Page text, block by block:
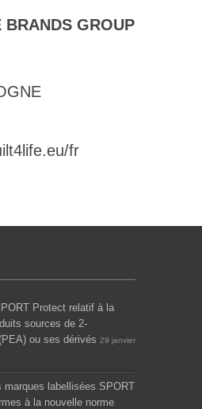
BRANDS GROUP
fr
Protect relatif à la
sources de 2-
ou ses dérivés 29 janvier
marques labellisées SPORT
à la nouvelle norme